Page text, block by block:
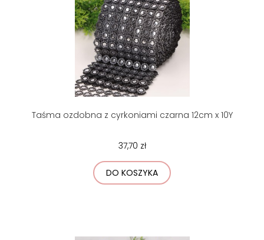
Taśma ozdobna z cyrkoniami czarna 12cm x 10Y
37,70 zł
DO KOSZYKA